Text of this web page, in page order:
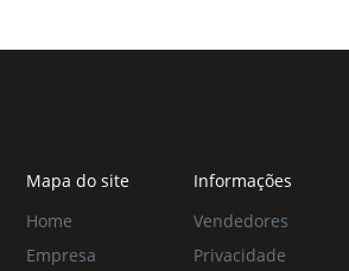
Mapa do site
Home
Empresa
Informações
Vendedores
Privacidade